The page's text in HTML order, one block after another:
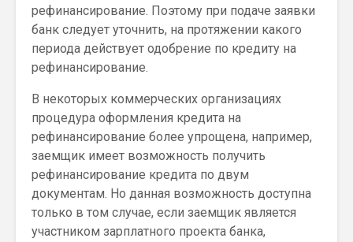
рефинансирование. Поэтому при подаче заявки
банк следует уточнить, на протяжении какого
периода действует одобрение по кредиту на
рефинансирование.
В некоторых коммерческих организациях
процедура оформления кредита на
рефинансирование более упрощена, например,
заемщик имеет возможность получить
рефинансирование кредита по двум
документам. Но данная возможность доступна
только в том случае, если заемщик является
участником зарплатного проекта банка,